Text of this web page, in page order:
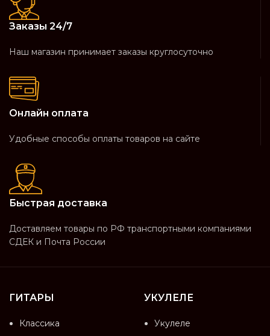
Заказы 24/7
Наш магазин принимает заказы круглосуточно
Онлайн оплата
Удобные способы оплаты товаров на сайте
Быстрая доставка
Доставляем товары по РФ транспортными компаниями
СДЕК и Почта России
ГИТАРЫ
Классика
УКУЛЕЛЕ
Укулеле